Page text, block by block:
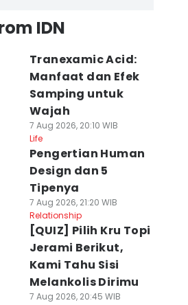
IDN
Tranexamic Acid:
Manfaat dan Efek
Samping untuk
Wajah
7 Aug 2026, 20:10 WIB
Life
Pengertian Human
Design dan 5
Tipenya
7 Aug 2026, 21:20 WIB
Relationship
[QUIZ] Pilih Kru Topi
Jerami Berikut,
Kami Tahu Sisi
Melankolis Dirimu
7 Aug 2026, 20:45 WIB